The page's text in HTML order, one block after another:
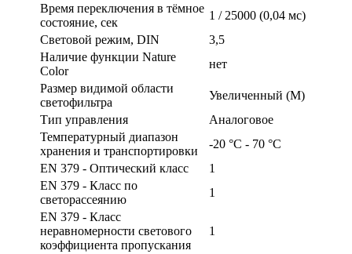
Время переключения в тёмное
состояние, сек
1 / 25000 (0,04 мс)
Световой режим, DIN
3,5
Наличие функции Nature
Color
нет
Размер видимой области
светофильтра
Увеличенный (M)
Тип управления
Аналоговое
Температурный диапазон
хранения и транспортировки
-20 °С - 70 °С
EN 379 - Оптический класс
1
EN 379 - Класс по
светорассеянию
1
EN 379 - Класс
неравномерности светового
коэффициента пропускания
1